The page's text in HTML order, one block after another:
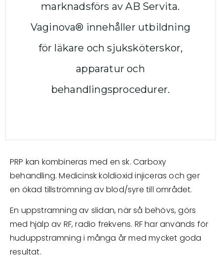
marknadsförs av AB Servita.
Vaginova® innehåller utbildning
för läkare och sjuksköterskor,
apparatur och
behandlingsprocedurer.
PRP kan kombineras med en sk. Carboxy
behandling. Medicinsk koldioxid injiceras och ger
en ökad tillströmning av blod/syre till området.
En uppstramning av slidan, när så behövs, görs
med hjälp av RF, radio frekvens. RF har används för
huduppstramning i många år med mycket goda
resultat.